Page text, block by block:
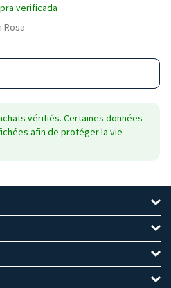
verificada
Rosa
vérifiés. Certaines données
afin de protéger la vie